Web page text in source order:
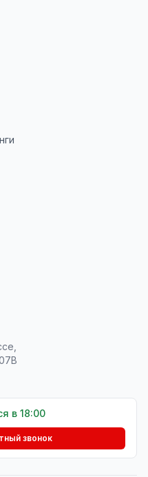
в 18:00
звонок